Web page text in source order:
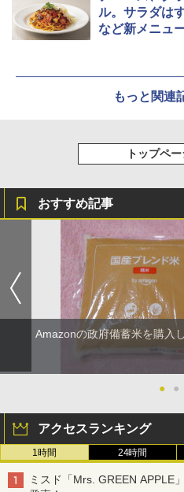
ル。サラダは
など新メニュ
もっと関連
トップペ
おすすめ記事
Amazonの政府備蓄米を購入
● ●
アクセスランキング
1時間 24時間
ミスド「Mrs. GREEN APPLE